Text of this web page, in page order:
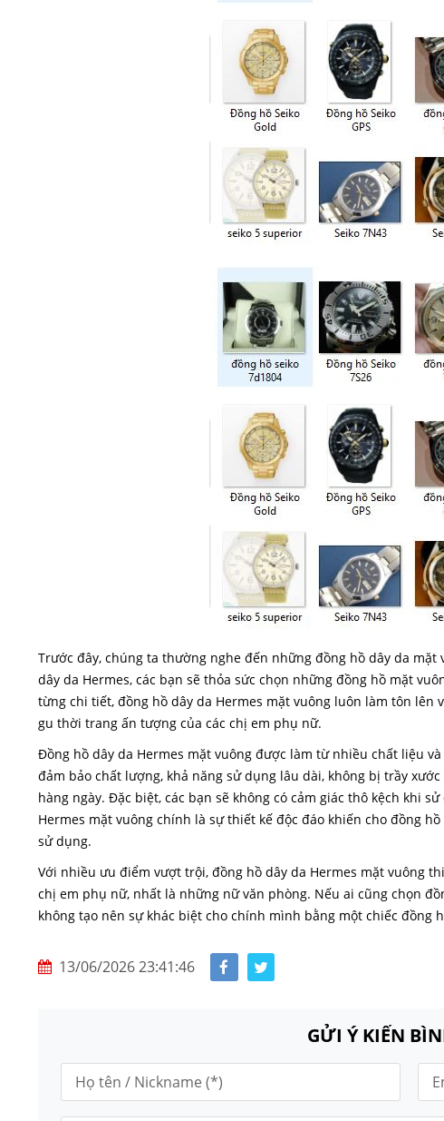
Trước đây, chúng ta thường nghe đến những đồng hồ dây da
dây da Hermes, các bạn sẽ thỏa sức chọn những đồng hồ mặt
từng chi tiết, đồng hồ dây da Hermes mặt vuông luôn làm tôn lên
gu thời trang ấn tượng của các chị em phụ nữ.
Đồng hồ dây da Hermes mặt vuông được làm từ nhiều chất liệu
đảm bảo chất lượng, khả năng sử dụng lâu dài, không bị trầy
hàng ngày. Đặc biệt, các bạn sẽ không có cảm giác thô kệch khi
Hermes mặt vuông chính là sự thiết kế độc đáo khiến cho đồng
sử dụng.
Với nhiều ưu điểm vượt trội, đồng hồ dây da Hermes mặt vuông
chị em phụ nữ, nhất là những nữ văn phòng. Nếu ai cũng chọn
không tạo nên sự khác biệt cho chính mình bằng một chiếc đồng
13/06/2026 23:41:46
GỬI Ý KIẾN